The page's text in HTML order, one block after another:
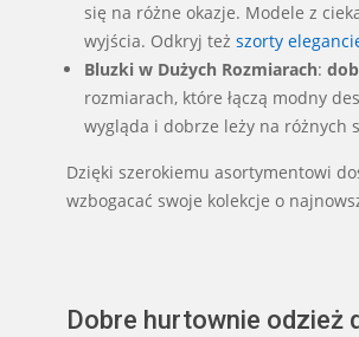
się na różne okazje. Modele z
wyjścia. Odkryj też szorty
Bluzki w Dużych Rozmiarach:
rozmiarach, które łączą modny
wygląda i dobrze leży na różnych
Dzięki szerokiemu asortymentowi
wzbogacać swoje kolekcje o
Dobre hurtownie odzież